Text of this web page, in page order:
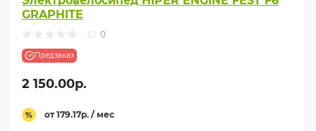
GRAPHITE
0
Предзаказ
2 150.00р.
% от 179.17р. / мес